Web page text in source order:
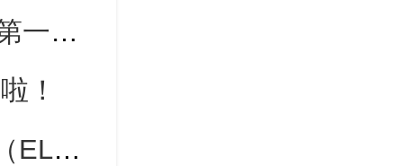
一汽奥迪Q6L e-tron已到店 华为+奥迪第一车究竟有啥硬核实力？
！
全球首个厂商开放实测，北京现代EO（ELEXIO）重新定义新质安全